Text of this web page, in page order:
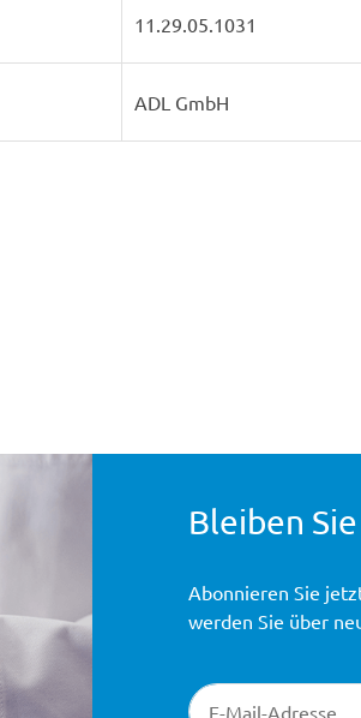
11.29.05.1031
ADL GmbH
Bleiben
Newsletter-
Abonnieren Sie
werden Sie über